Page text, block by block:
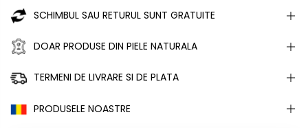
SCHIMBUL SAU RETURUL SUNT GRATUITE
DOAR PRODUSE DIN PIELE NATURALA
TERMENI DE LIVRARE SI DE PLATA
PRODUSELE NOASTRE